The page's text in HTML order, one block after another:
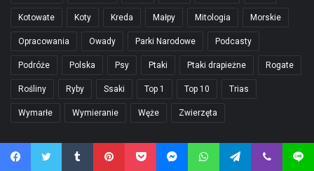
Kotowate Koty Kreda Małpy Mitologia Morskie
Opracowania Owady Parki Narodowe Podcasty
Podróże Polska Psy Ptaki Ptaki drapieżne Rogate
Rośliny Ryby Ssaki Top 1 Top 10 Trias
Wymarłe Wymieranie Węże Zwierzęta
Polecane